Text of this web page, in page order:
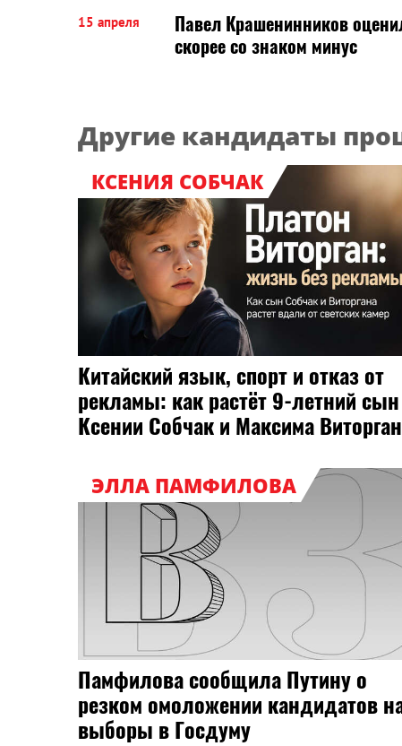
15 апреля
Павел Крашенинников
скорее со знаком минус
Другие кандидаты
КСЕНИЯ СОБЧАК
Китайский язык, спорт и отказ от
рекламы: как растёт 9-летний сын
Ксении Собчак и Максима
ЭЛЛА ПАМФИЛОВА
Памфилова сообщила Путину о
резком омоложении кандидатов
выборы в Госдуму